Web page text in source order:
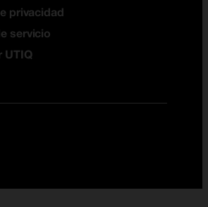
privacidad
servicio
UTIQ